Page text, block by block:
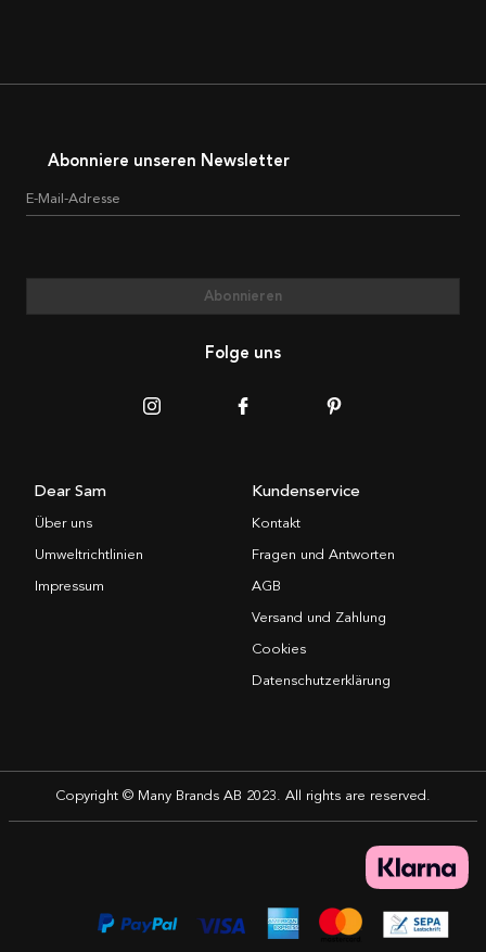
Abonniere unseren Newsletter
E-Mail-Adresse
Abonnieren
Folge uns
Dear Sam
Über uns
Umweltrichtlinien
Impressum
Kundenservice
Kontakt
Fragen und Antworten
AGB
Versand und Zahlung
Cookies
Datenschutzerklärung
Copyright © Many Brands AB 2023. All rights are reserved.